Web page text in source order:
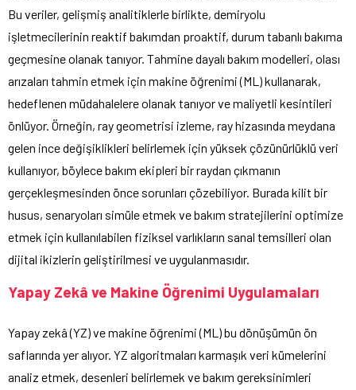
Bu veriler, gelişmiş analitiklerle birlikte, demiryolu
işletmecilerinin reaktif bakımdan proaktif, durum tabanlı bakıma
geçmesine olanak tanıyor. Tahmine dayalı bakım modelleri, olası
arızaları tahmin etmek için makine öğrenimi (ML) kullanarak,
hedeflenen müdahalelere olanak tanıyor ve maliyetli kesintileri
önlüyor. Örneğin, ray geometrisi izleme, ray hizasında meydana
gelen ince değişiklikleri belirlemek için yüksek çözünürlüklü veri
kullanıyor, böylece bakım ekipleri bir raydan çıkmanın
gerçekleşmesinden önce sorunları çözebiliyor. Burada kilit bir
husus, senaryoları simüle etmek ve bakım stratejilerini optimize
etmek için kullanılabilen fiziksel varlıkların sanal temsilleri olan
dijital ikizlerin geliştirilmesi ve uygulanmasıdır.
Yapay Zekâ ve Makine Öğrenimi Uygulamaları
Yapay zekâ (YZ) ve makine öğrenimi (ML) bu dönüşümün ön
saflarında yer alıyor. YZ algoritmaları karmaşık veri kümelerini
analiz etmek, desenleri belirlemek ve bakım gereksinimleri